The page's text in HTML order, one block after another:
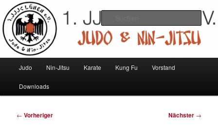
primären
Inhalt
springen1. JJJC Lünen e.V.
Judo und Ninjitsu
Judo Nin-Jitsu Karate Kung Fu Vorstand
Downloads
Beitragsnavigation
← Vorheriger Nächster →